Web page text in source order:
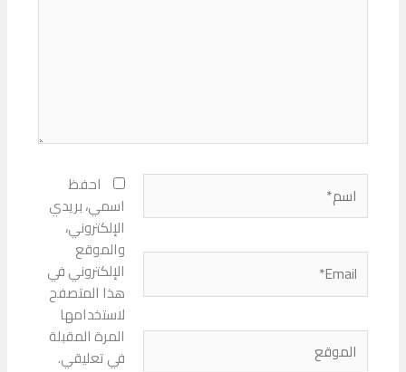
اسم*
Email*
الموقع
احفظ
اسمي، بريدي
الإلكتروني،
والموقع
الإلكتروني في
هذا المتصفح
لاستخدامها
المرة المقبلة
في تعليقي.